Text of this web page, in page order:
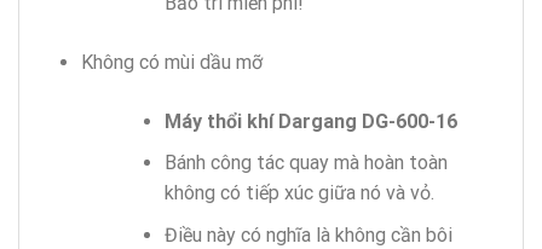
Không có mùi dầu mỡ
Máy thổi khí Dargang DG-600-16
Bánh công tác quay mà hoàn toàn
không có tiếp xúc giữa nó và vỏ.
Điều này có nghĩa là không cần bôi